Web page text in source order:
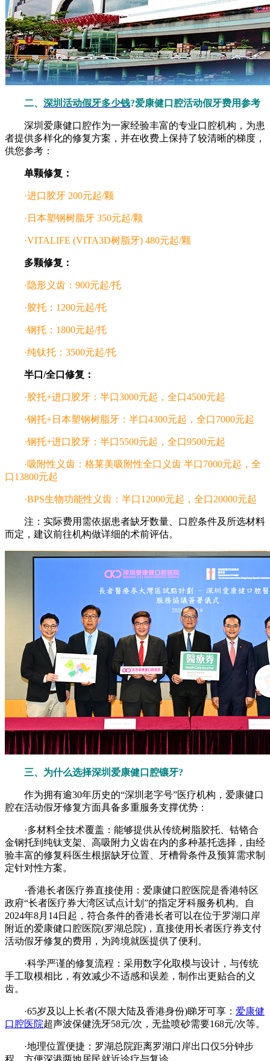
二、 深圳活动假牙多少钱?爱康健口腔活动假牙费用参考
深圳爱康健口腔作为一家经验丰富的专业口腔机构，为患
者提供多样化的修复方案，并在收费上保持了较清晰的梯度，
供您参考：
单颗修复：
·进口胶牙 200元起/颗
·日本塑钢树脂牙 350元起/颗
·VITALIFE (VITA3D树脂牙) 480元起/颗
多颗修复：
·隐形义齿：900元起/托
·胶托：1200元起/托
·钢托：1800元起/托
·纯钛托：3500元起/托
半口/全口修复：
·胶托+进口胶牙：半口3000元起，全口4500元起
·钢托+日本塑钢树脂牙：半口4300元起，全口7000元起
·钢托+进口胶牙：半口5500元起，全口9500元起
·吸附性义齿：格莱美吸附性全口义齿 半口7000元起，全
口13800元起
·BPS生物功能性义齿：半口12000元起，全口20000元起
注：实际费用需依据患者缺牙数量、口腔条件及所选材料
而定，建议前往机构做详细的术前评估。
三、为什么选择深圳爱康健口腔镶牙?
作为拥有逾30年历史的“深圳老字号”医疗机构，爱康健口
腔在活动假牙修复方面具备多重服务支撑优势：
·多材料全技术覆盖：能够提供从传统树脂胶托、钴铬合
金钢托到纯钛支架、高吸附力义齿在内的多种基托选择，由经
验丰富的修复科医生根据缺牙位置、牙槽骨条件及预算需求制
定针对性方案。
·香港长者医疗券直接使用：爱康健口腔医院是香港特区
政府“长者医疗券大湾区试点计划”的指定牙科服务机构。自
2024年8月14日起，符合条件的香港长者可以在位于罗湖口岸
附近的爱康健口腔医院(罗湖总院)，直接使用长者医疗券支付
活动假牙修复的费用，为跨境就医提供了便利。
·科学严谨的修复流程：采用数字化取模与设计，与传统
手工取模相比，有效减少不适感和误差，制作出更贴合的义
齿。
·65岁及以上长者(不限大陆及香港身份)睇牙可享： 爱康健
口腔医院超声波保健洗牙58元/次，无盐喷砂需要168元/次等。
·地理位置便捷：罗湖总院距离罗湖口岸出口仅5分钟步
程，方便深港两地居民就近诊疗与复诊。